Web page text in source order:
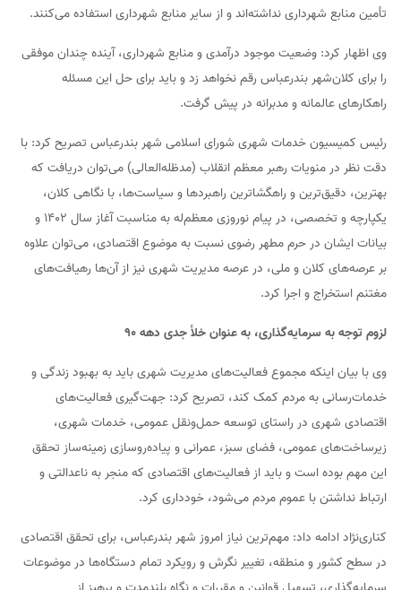
تأمین منابع شهرداری نداشته‌اند و از سایر منابع شهرداری استفاده می‌کنند.
وی اظهار کرد: وضعیت موجود درآمدی و منابع شهرداری، آینده چندان موفقی
را برای کلان‌شهر بندرعباس رقم نخواهد زد و باید برای حل این مسئله
راهکارهای عالمانه و مدبرانه در پیش گرفت.
رئیس کمیسیون خدمات شهری شورای اسلامی شهر بندرعباس تصریح کرد: با
دقت نظر در منویات رهبر معظم انقلاب (مدظله‌العالی) می‌توان دریافت که
بهترین، دقیق‌ترین و راهگشاترین راهبردها و سیاست‌ها، با نگاهی کلان،
یکپارچه و تخصصی، در پیام نوروزی معظم‌له به مناسبت آغاز سال ١۴٠٢ و
بیانات ایشان در حرم مطهر رضوی نسبت به موضوع اقتصادی، می‌توان علاوه
بر عرصه‌های کلان و ملی، در عرصه مدیریت شهری نیز از آن‌ها رهیافت‌های
مغتنم استخراج و اجرا کرد.
لزوم توجه به سرمایه‌گذاری، به عنوان خلأ جدی دهه ۹۰
وی با بیان اینکه مجموع فعالیت‌های مدیریت شهری باید به بهبود زندگی و
خدمات‌رسانی به مردم کمک کند، تصریح کرد: جهت‌گیری فعالیت‌های
اقتصادی شهری در راستای توسعه حمل‌ونقل عمومی، خدمات شهری،
زیرساخت‌های عمومی، فضای سبز، عمرانی و پیاده‌روسازی زمینه‌ساز تحقق
این مهم بوده است و باید از فعالیت‌های اقتصادی که منجر به ناعدالتی و
ارتباط نداشتن با عموم مردم می‌شود، خودداری کرد.
کناری‌نژاد ادامه داد: مهم‌ترین نیاز امروز شهر بندرعباس، برای تحقق اقتصادی
در سطح کشور و منطقه، تغییر نگرش و رویکرد تمام دستگاه‌ها در موضوعات